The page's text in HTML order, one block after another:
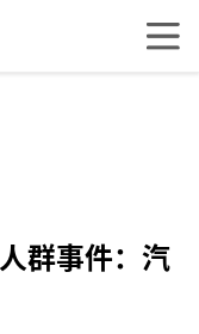
群事件：汽